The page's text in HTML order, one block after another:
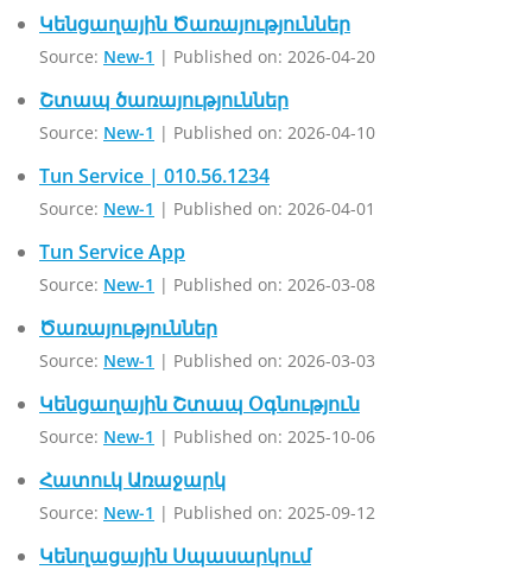
Կենցաղային Ծառայություններ
Source: New-1 Published on: 2026-04-20
Շտապ ծառայություններ
Source: New-1 Published on: 2026-04-10
Tun Service | 010.56.1234
Source: New-1 Published on: 2026-04-01
Tun Service App
Source: New-1 Published on: 2026-03-08
Ծառայություններ
Source: New-1 Published on: 2026-03-03
Կենցաղային Շտապ Օգնություն
Source: New-1 Published on: 2025-10-06
Հատուկ Առաջարկ
Source: New-1 Published on: 2025-09-12
Կենղացային Սպասարկում